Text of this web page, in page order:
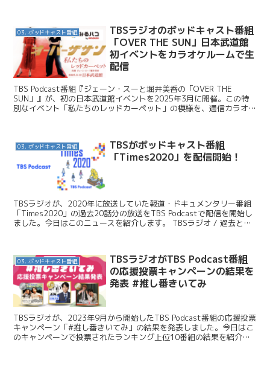
03. ポッドキャスト番組
TBSラジオのポッドキャスト番組
「OVER THE SUN」日本武道館
初イベントをカラオケルームで生
配信
TBS Podcast番組『ジェーン・スーと堀井美香の「OVER THE
SUN」』が、初の日本武道館イベントを2025年3月に開催。この特
別なイベント「私たちのレッドカーペット」の模様を、通信カラオケ
03. ポッドキャスト番組
TBSがポッドキャスト番組
「Times2020」を配信開始！
TBSラジオが、2020年に放送していた報道・ドキュメンタリー番組
「Times2020」の過去20話分の放送をTBS Podcastで配信を開始し
ました。今日はこのニュースを紹介します。 TBSラジオ / 過去と現
03. ポッドキャスト番組
TBSラジオがTBS Podcast番組
の応援投票キャンペーンの結果を
発表 #推し番きいてみ
TBSラジオが、2023年9月から開始したTBS Podcast番組の応援投票
キャンペーン「#推し番きいてみ」の結果を発表しました。今日はこ
のキャンペーンで投票されたランキング上位10番組の結果を紹介し